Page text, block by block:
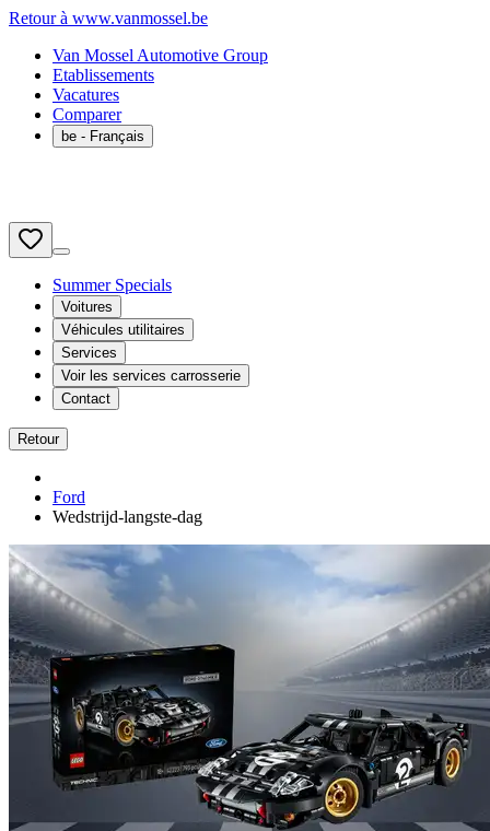
Retour à www.vanmossel.be
Van Mossel Automotive Group
Etablissements
Vacatures
Comparer
be - Français
Summer Specials
Voitures
Véhicules utilitaires
Services
Voir les services carrosserie
Contact
Retour
Ford
Wedstrijd-langste-dag